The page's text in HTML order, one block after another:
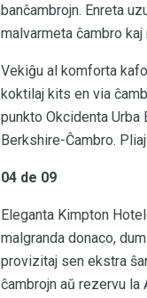
banĉambrojn. Enreta
malvarmeta ĉambro
Vekiĝu al komforta
koktilaj kits en via
punkto Okcidenta
Berkshire-Ĉambro.
04 de 09
Eleganta Kimpton
malgranda donaco,
provizitaj sen ekstra
ĉambrojn aŭ rezervu